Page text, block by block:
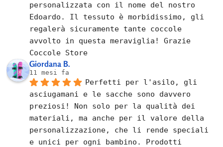
personalizzata con il nome del nostro
Edoardo. Il tessuto è morbidissimo, gli
regalerà sicuramente tante coccole
avvolto in questa meraviglia! Grazie
Coccole Store
Giordana B.
11 mesi fa
Perfetti per l'asilo, gli
asciugamani e le sacche sono davvero
preziosi! Non solo per la qualità dei
materiali, ma anche per il valore della
personalizzazione, che li rende speciali
e unici per ogni bambino. Prodotti